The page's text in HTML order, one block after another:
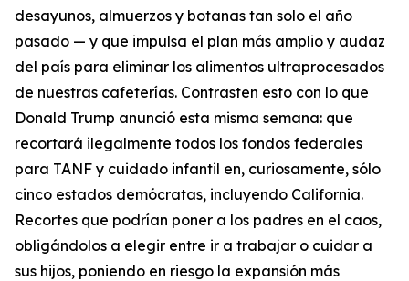
desayunos, almuerzos y botanas tan solo el año
pasado — y que impulsa el plan más amplio y audaz
del país para eliminar los alimentos ultraprocesados
de nuestras cafeterías. Contrasten esto con lo que
Donald Trump anunció esta misma semana: que
recortará ilegalmente todos los fondos federales
para TANF y cuidado infantil en, curiosamente, sólo
cinco estados demócratas, incluyendo California.
Recortes que podrían poner a los padres en el caos,
obligándolos a elegir entre ir a trabajar o cuidar a
sus hijos, poniendo en riesgo la expansión más